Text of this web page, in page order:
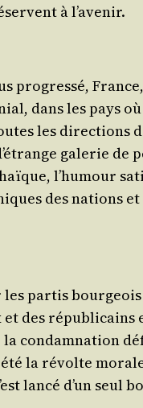
à l’avenir.
pro­gres­sé,
dans les pays
les direc­tions
gale­rie de
l’hu­mour
des nations
par­tis
des répu­bli­cains
la condam­na­tion
la révolte
lan­cé d’un seul